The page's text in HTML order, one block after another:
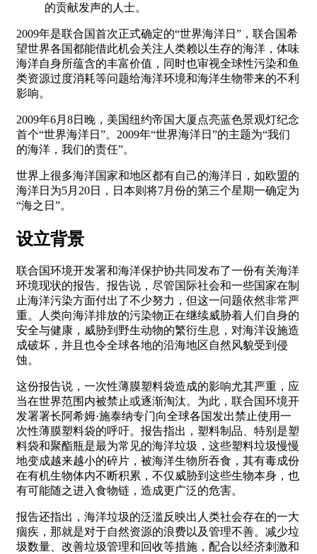
的贡献发声的人士。
2009年是联合国首次正式确定的“世界海洋日”，联合国希
望世界各国都能借此机会关注人类赖以生存的海洋，体味
海洋自身所蕴含的丰富价值，同时也审视全球性污染和鱼
类资源过度消耗等问题给海洋环境和海洋生物带来的不利
影响。
2009年6月8日晚，美国纽约帝国大厦点亮蓝色景观灯纪念
首个“世界海洋日”。2009年“世界海洋日”的主题为“我们
的海洋，我们的责任”。
世界上很多海洋国家和地区都有自己的海洋日，如欧盟的
海洋日为5月20日，日本则将7月份的第三个星期一确定为
“海之日”。
设立背景
联合国环境开发署和海洋保护协共同发布了一份有关海洋
环境现状的报告。报告说，尽管国际社会和一些国家在制
止海洋污染方面付出了不少努力，但这一问题依然非常严
重。人类向海洋排放的污染物正在继续威胁着人们自身的
安全与健康，威胁到野生动物的繁衍生息，对海洋设施造
成破坏，并且也令全球各地的沿海地区自然风貌受到侵
蚀。
这份报告说，一次性薄膜塑料袋造成的影响尤其严重，应
当在世界范围内被禁止或逐渐淘汰。为此，联合国环境开
发署署长阿希姆·施泰纳专门向全球各国发出禁止使用一
次性薄膜塑料袋的呼吁。报告指出，塑料制品、特别是塑
料袋和聚酯瓶是最为常见的海洋垃圾，这些塑料垃圾慢慢
地变成越来越小的碎片，被海洋生物所吞食，其有毒成份
在有机生物体内不断积累，不仅威胁到这些生物本身，也
有可能随之进入食物链，造成更广泛的危害。
报告还指出，海洋垃圾的泛滥反映出人类社会存在的一大
痼疾，那就是对于自然资源的浪费以及管理不善。减少垃
圾数量、改善垃圾管理和回收等措施，配合以经济刺激和